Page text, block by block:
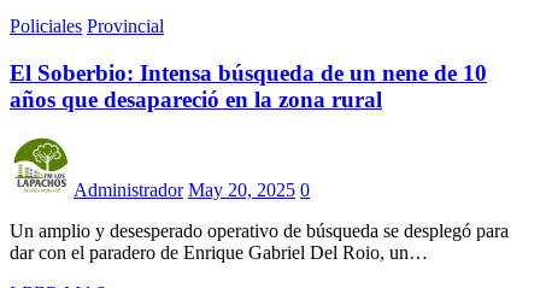
Policiales Provincial
El Soberbio: Intensa búsqueda de un nene de 10
años que desapareció en la zona rural
Administrador May 20, 2025 0
Un amplio y desesperado operativo de búsqueda se desplegó para
dar con el paradero de Enrique Gabriel Del Roio, un…